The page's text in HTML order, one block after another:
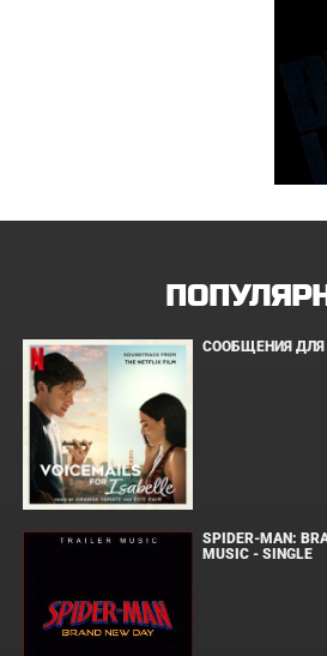
СООБЩЕНИЯ ДЛЯ
SPIDER-MAN:
MUSIC - SINGLE